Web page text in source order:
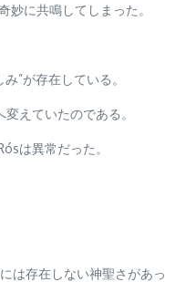
妙に共鳴してしまった。
”が存在している。
えていたのである。
は異常だった。
は存在しない神聖さがあっ